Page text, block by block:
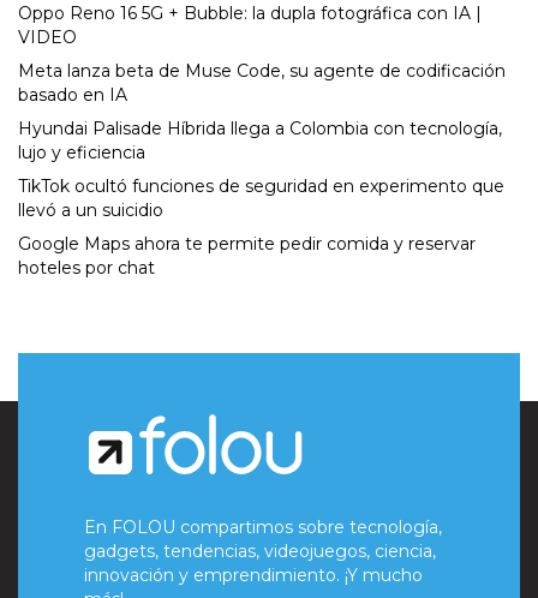
Oppo Reno 16 5G + Bubble: la dupla fotográfica con IA |
VIDEO
Meta lanza beta de Muse Code, su agente de codificación
basado en IA
Hyundai Palisade Híbrida llega a Colombia con tecnología,
lujo y eficiencia
TikTok ocultó funciones de seguridad en experimento que
llevó a un suicidio
Google Maps ahora te permite pedir comida y reservar
hoteles por chat
En FOLOU compartimos sobre tecnología,
gadgets, tendencias, videojuegos, ciencia,
innovación y emprendimiento. ¡Y mucho